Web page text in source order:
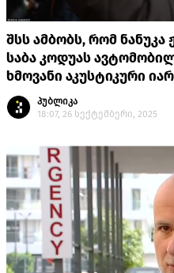
შსს ამბობს, რომ
საბა კოდუას
ხმოვანი აკუსტიკური
პუბლიკა
18:07, 26 სექტემბერი, 2025